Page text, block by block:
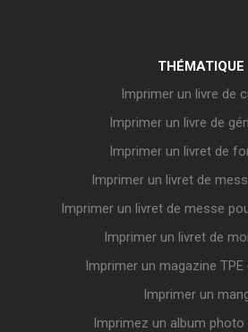
THÉMATIQUE
Imprimer un livre de
Imprimer un livre de
Imprimer un livret de
Imprimer un livret de
Imprimer un livret de messe
Imprimer un livret de
Imprimer un magazine TPE
Imprimer un
Imprimez un album photo